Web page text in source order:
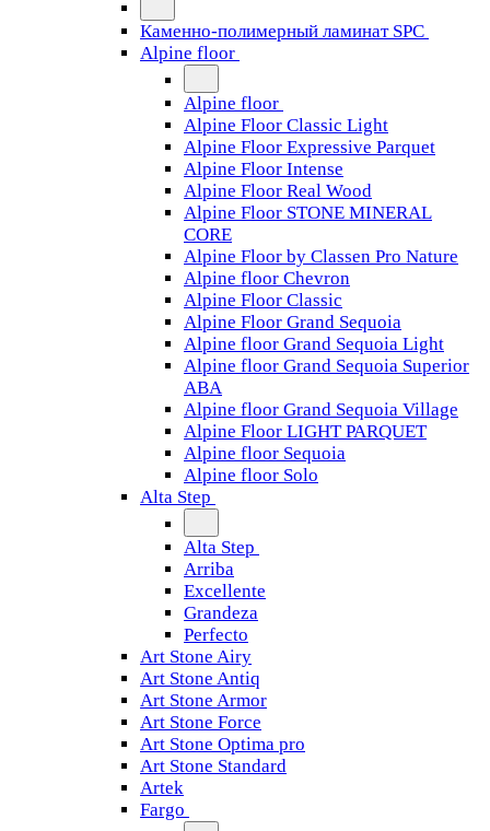
Каменно-полимерный ламинат SPC
Alpine floor
Alpine floor
Alpine Floor Classic Light
Alpine Floor Expressive Parquet
Alpine Floor Intense
Alpine Floor Real Wood
Alpine Floor STONE MINERAL
CORE
Alpine Floor by Classen Pro Nature
Alpine floor Chevron
Alpine Floor Classic
Alpine Floor Grand Sequoia
Alpine floor Grand Sequoia Light
Alpine floor Grand Sequoia Superior
ABA
Alpine floor Grand Sequoia Village
Alpine Floor LIGHT PARQUET
Alpine floor Sequoia
Alpine floor Solo
Alta Step
Alta Step
Arriba
Excellente
Grandeza
Perfecto
Art Stone Airy
Art Stone Antiq
Art Stone Armor
Art Stone Force
Art Stone Optima pro
Art Stone Standard
Artek
Fargo